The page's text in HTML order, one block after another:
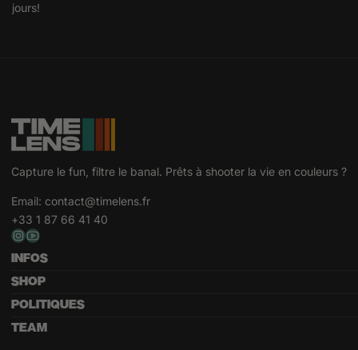
jours!
Capture le fun, filtre le banal. Prêts à shooter la vie en couleurs ?
Email: contact@timelens.fr
+33 1 87 66 41 40
INFOS
SHOP
POLITIQUES
TEAM